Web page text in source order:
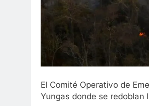
El Comité Operativo de
Yungas donde se redoblan